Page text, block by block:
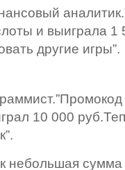
и выиграла 1
другие игры”.
10 000
небольшая